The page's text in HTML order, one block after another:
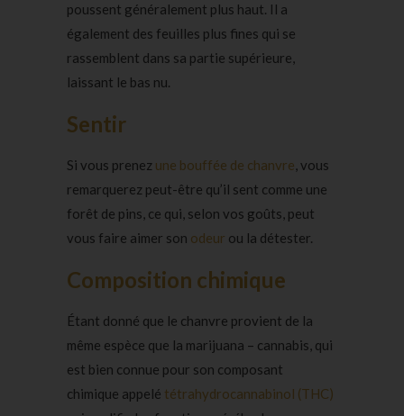
poussent généralement plus haut. Il a
également des feuilles plus fines qui se
rassemblent dans sa partie supérieure,
laissant le bas nu.
Sentir
Si vous prenez une bouffée de chanvre, vous
remarquerez peut-être qu’il sent comme une
forêt de pins, ce qui, selon vos goûts, peut
vous faire aimer son odeur ou la détester.
Composition chimique
Étant donné que le chanvre provient de la
même espèce que la marijuana – cannabis, qui
est bien connue pour son composant
chimique appelé tétrahydrocannabinol (THC)